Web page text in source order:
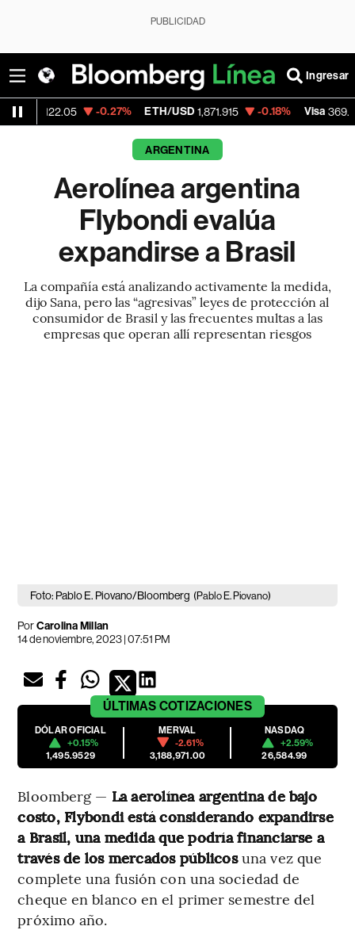
PUBLICIDAD
Ingresar
-0.27% ETH/USD 1,871.915 -0.18% Visa 369.59
ARGENTINA
Aerolínea argentina
Flybondi evalúa
expandirse a Brasil
La compañía está analizando activamente la medida,
dijo Sana, pero las “agresivas” leyes de protección al
consumidor de Brasil y las frecuentes multas a las
empresas que operan allí representan riesgos
Foto: Pablo E. Piovano/Bloomberg (Pablo E. Piovano)
PorCarolina Millan
14 de noviembre, 2023 | 07:51 PM
ÚLTIMAS COTIZACIONES
DÓLAR OFICIAL
+0.15%
1,495.9529
MERVAL
-2.61%
3,188,971.00
NASDAQ
+2.59%
26,584.99
Bloomberg — La aerolínea argentina de bajo
costo, Flybondi está considerando expandirse
a Brasil, una medida que podría financiarse a
través de los mercados públicosuna vez que
complete una fusión con una sociedad de
cheque en blanco en el primer semestre del
próximo año.